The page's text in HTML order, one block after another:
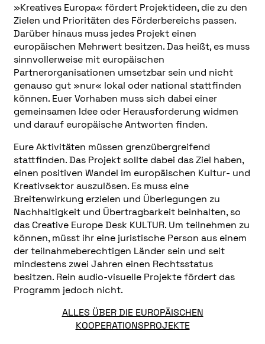
»Kreatives Europa« fördert Projektideen, die zu den
Zielen und Prioritäten des Förderbereichs passen.
Darüber hinaus muss jedes Projekt einen
europäischen Mehrwert besitzen. Das heißt, es muss
sinnvollerweise mit europäischen
Partnerorganisationen umsetzbar sein und nicht
genauso gut »nur« lokal oder national stattfinden
können. Euer Vorhaben muss sich dabei einer
gemeinsamen Idee oder Herausforderung widmen
und darauf europäische Antworten finden.
Eure Aktivitäten müssen grenzübergreifend
stattfinden. Das Projekt sollte dabei das Ziel haben,
einen positiven Wandel im europäischen Kultur- und
Kreativsektor auszulösen. Es muss eine
Breitenwirkung erzielen und Überlegungen zu
Nachhaltigkeit und Übertragbarkeit beinhalten, so
das Creative Europe Desk KULTUR. Um teilnehmen zu
können, müsst ihr eine juristische Person aus einem
der teilnahmeberechtigen Länder sein und seit
mindestens zwei Jahren einen Rechtsstatus
besitzen. Rein audio-visuelle Projekte fördert das
Programm jedoch nicht.
ALLES ÜBER DIE EUROPÄISCHEN
KOOPERATIONSPROJEKTE